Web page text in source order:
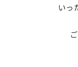
いっ